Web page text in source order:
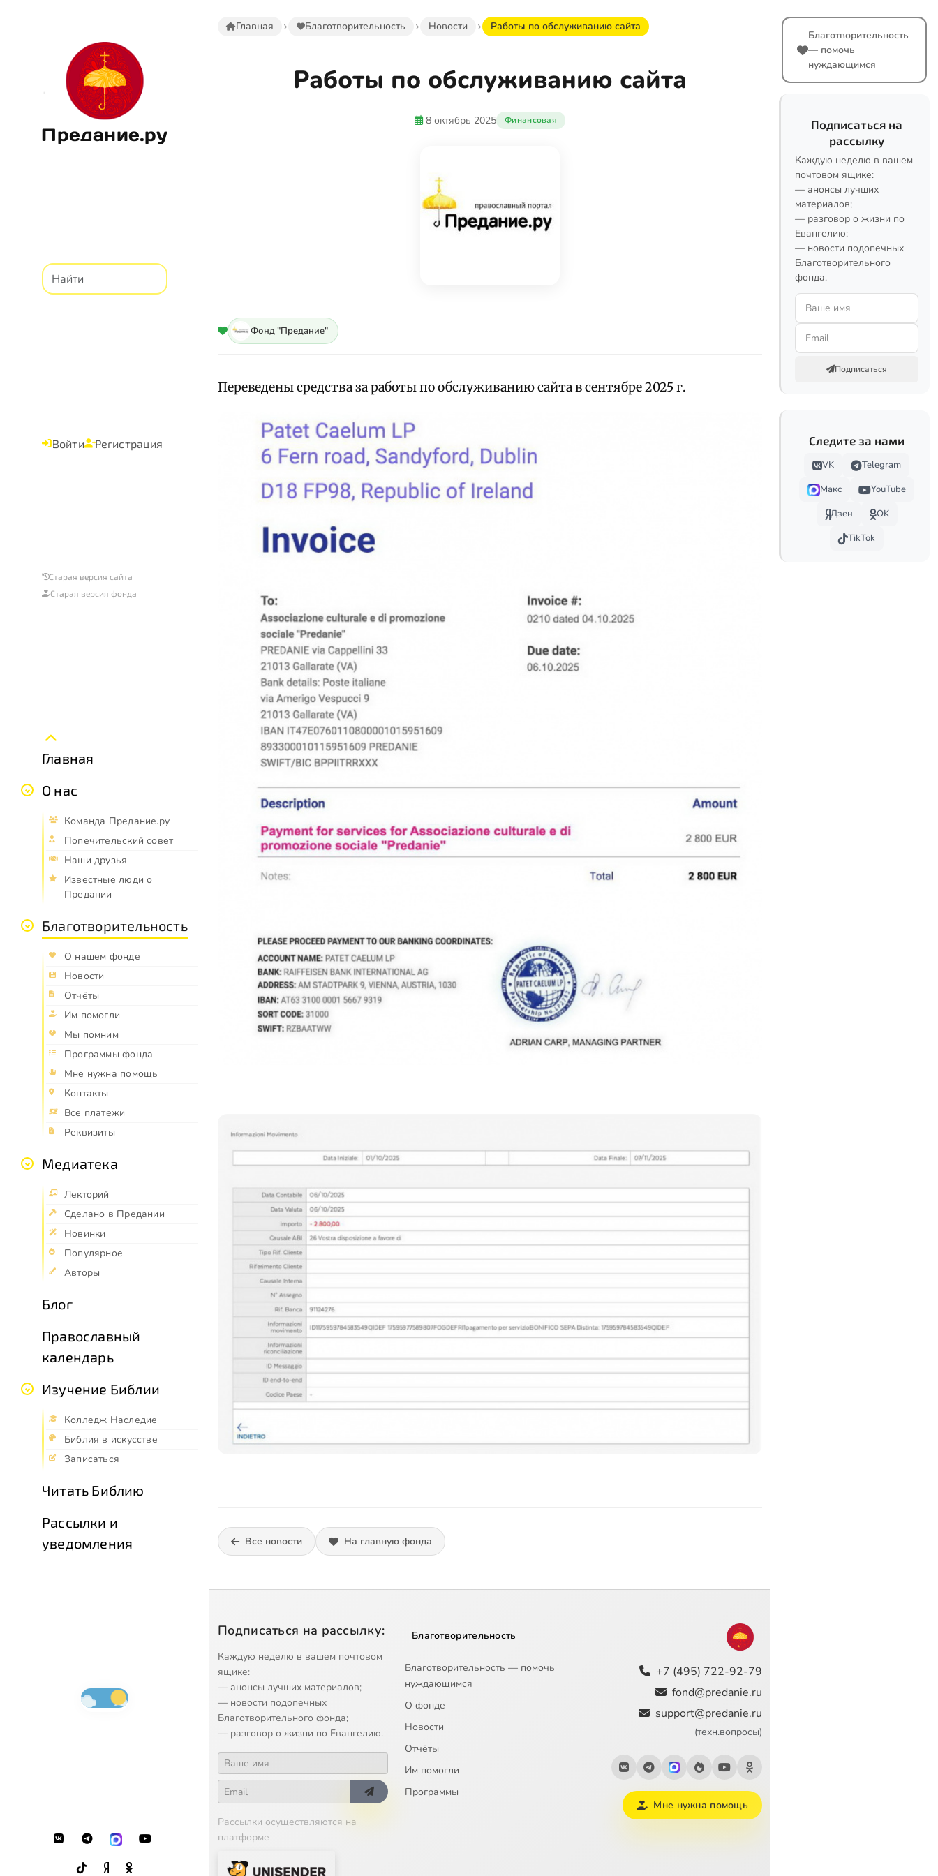
Предание.ру
Войти Регистрация
Старая версия сайта
Старая версия фонда
Главная
О нас
Команда Предание.ру
Попечительский совет
Наши друзья
Известные люди о
Предании
Благотворительность
О нашем фонде
Новости
Отчёты
Им помогли
Мы помним
Программы фонда
Мне нужна помощь
Контакты
Все платежи
Реквизиты
Медиатека
Лекторий
Сделано в Предании
Новинки
Популярное
Авторы
Блог
Православный
календарь
Изучение Библии
Колледж Наследие
Библия в искусстве
Записаться
Читать Библию
Рассылки и
уведомления
Главная Благотворительность Новости Работы по обслуживанию сайта
Работы по обслуживанию сайта
8 октябрь 2025 Финансовая
Фонд "Предание"
Переведены средства за работы по обслуживанию сайта в сентябре 2025 г.
Все новости На главную фонда
Подписаться на рассылку:
Каждую неделю в вашем почтовом
ящике:
— анонсы лучших материалов;
— новости подопечных
Благотворительного фонда;
— разговор о жизни по Евангелию.
Рассылки осуществляются на
платформе
Благотворительность
Благотворительность — помочь
нуждающимся
О фонде
Новости
Отчёты
Им помогли
Программы
+7 (495) 722-92-79
fond@predanie.ru
support@predanie.ru
(техн.вопросы)
Мне нужна помощь
Благотворительность
— помочь
нуждающимся
Подписаться на
рассылку
Каждую неделю в вашем
почтовом ящике:
— анонсы лучших
материалов;
— разговор о жизни по
Евангелию;
— новости подопечных
Благотворительного
фонда.
Подписаться
Следите за нами
VK
Telegram
Макс
YouTube
Дзен
OK
TikTok